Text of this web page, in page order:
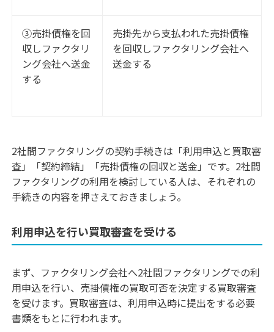
③売掛債権を回
収しファクタリ
ング会社へ送金
する
売掛先から支払われた売掛債権
を回収しファクタリング会社へ
送金する
2社間ファクタリングの契約手続きは「利用申込と買取審
査」「契約締結」「売掛債権の回収と送金」です。2社間
ファクタリングの利用を検討している人は、それぞれの
手続きの内容を押さえておきましょう。
利用申込を行い買取審査を受ける
まず、ファクタリング会社へ2社間ファクタリングでの利
用申込を行い、売掛債権の買取可否を決定する買取審査
を受けます。買取審査は、利用申込時に提出をする必要
書類をもとに行われます。